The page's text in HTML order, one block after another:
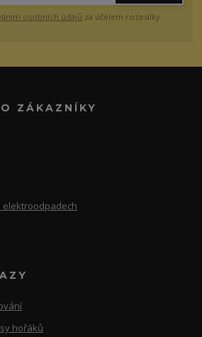
osobních údajů za účelem rozesílky
ZÁKAZNÍKY
elektroodpadech
hořáků